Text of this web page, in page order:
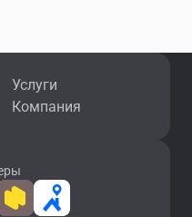
Услуги
Компания